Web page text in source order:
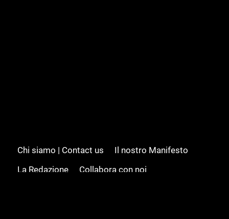
Chi siamo | Contact us
Il nostro Manifesto
La Redazione
Collabora con noi